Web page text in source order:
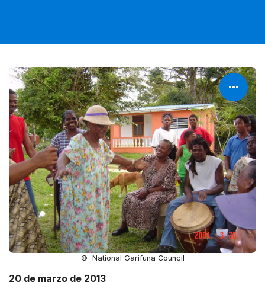
© National Garifuna Council
20 de marzo de 2013